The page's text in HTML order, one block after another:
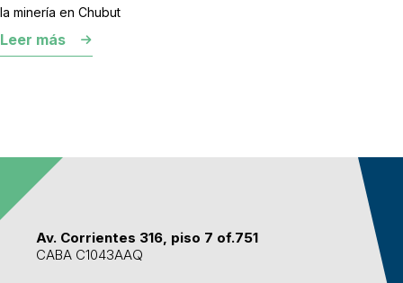
la minería en Chubut
Leer más
Av. Corrientes 316, piso 7 of.751
CABA C1043AAQ